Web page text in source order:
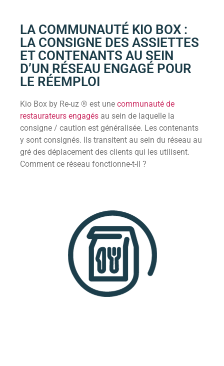
LA COMMUNAUTÉ KIO BOX :
LA CONSIGNE DES ASSIETTES
ET CONTENANTS AU SEIN
D’UN RÉSEAU ENGAGÉ POUR
LE RÉEMPLOI
Kio Box by Re-uz ® est une communauté de
restaurateurs engagés au sein de laquelle la
consigne / caution est généralisée. Les contenants
y sont consignés. Ils transitent au sein du réseau au
gré des déplacement des clients qui les utilisent.
Comment ce réseau fonctionne-t-il ?